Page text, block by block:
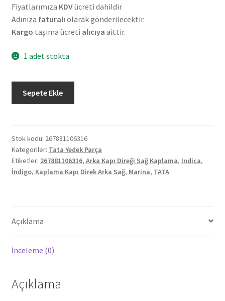
Fiyatlarımıza KDVücreti dahildir
Adınıza faturalı olarak gönderilecektir.
Kargo taşıma ücreti alıcıya aittir.
1 adet stokta
Marina
Kaplama
Kapı
Direk
adet
Sepete Ekle
Stok kodu: 267881106316
Kategoriler: Tata Yedek Parça
Etiketler: 267881106316, Arka Kapı Direği Sağ Kaplama, Indica,
İndigo, Kaplama Kapı Direk Arka Sağ, Marina, TATA
Açıklama
İnceleme (0)
Açıklama